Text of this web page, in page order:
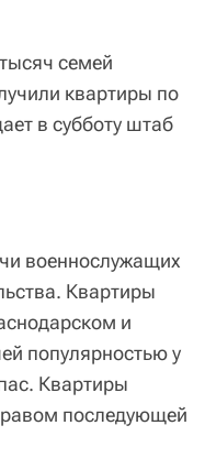
семей
квартиры по
в субботу штаб
военнослужащих
Квартиры
и
популярностью у
Квартиры
последующей